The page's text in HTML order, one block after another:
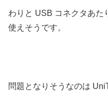
わりと USB コネクタあた
使えそうです。
問題となりそうなのは